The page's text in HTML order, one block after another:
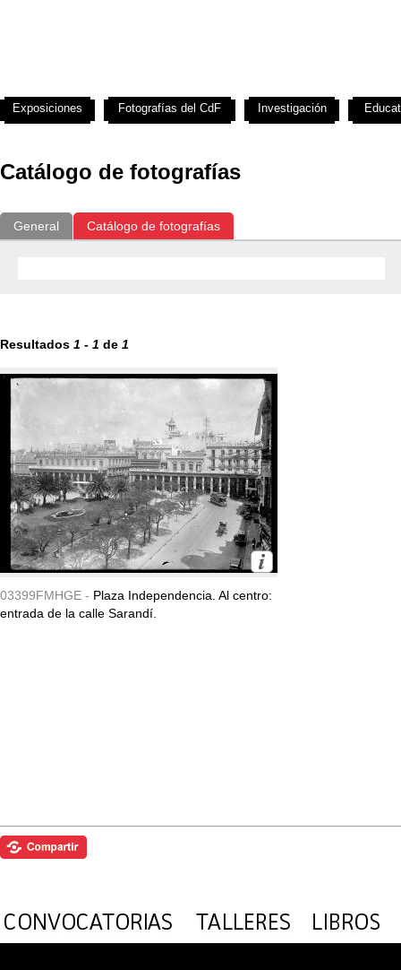
Catálogo de fotografías
General Catálogo de fotografías
Resultados 1 - 1 de 1
03399FMHGE - Plaza Independencia. Al centro:
entrada de la calle Sarandí.
Exposiciones Fotografías del CdF Investigación